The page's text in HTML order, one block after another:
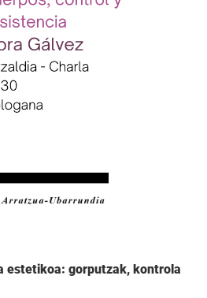
estetikoa: gorputzak, kontrola